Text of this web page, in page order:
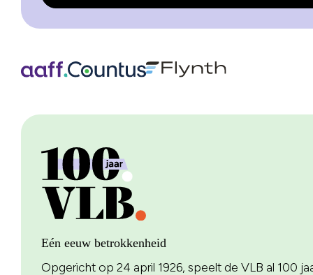
Eén eeuw betrokkenheid
Opgericht op 24 april 1926, speelt de VLB al 100